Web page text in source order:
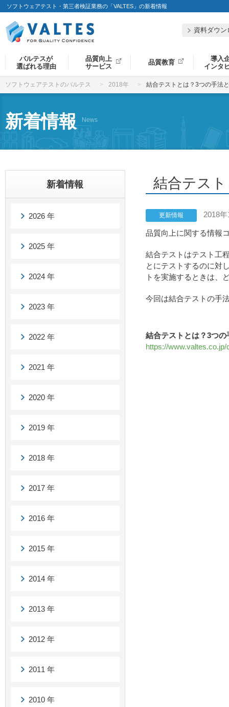
ソフトウェアテスト・第三者検証業務の「VALTES」の新着情報
資料ダウン
バルテスが
選ばれる理由
品質向上
サービス
品質教育
導入
インタ
ソフトウェアテストのバルテス 2018年 結合テストとは？3つの手法
新着情報 News
結合テス
更新情報 2018
品質向上に関する情報
結合テストはテスト工
とにテストするのに対
トを実施するときは、
今回は結合テストの手
結合テストとは？3つ
https://www.valtes.co.jp/
新着情報
2026 年
2025 年
2024 年
2023 年
2022 年
2021 年
2020 年
2019 年
2018 年
2017 年
2016 年
2015 年
2014 年
2013 年
2012 年
2011 年
2010 年